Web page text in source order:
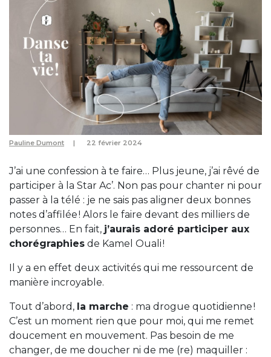
Pauline Dumont 22 février 2024
J’ai une confession à te faire… Plus jeune, j’ai rêvé de
participer à la Star Ac’. Non pas pour chanter ni pour
passer à la télé : je ne sais pas aligner deux bonnes
notes d’affilée ! Alors le faire devant des milliers de
personnes… En fait, j’aurais adoré participer aux
chorégraphies de Kamel Ouali !
Il y a en effet deux activités qui me ressourcent de
manière incroyable.
Tout d’abord, la marche : ma drogue quotidienne !
C’est un moment rien que pour moi, qui me remet
doucement en mouvement. Pas besoin de me
changer, de me doucher ni de me (re) maquiller :